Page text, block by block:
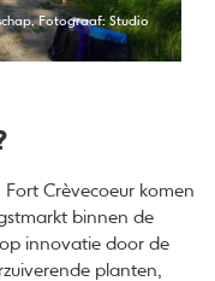
Fotograaf: Studio
Crèvecoeur komen
binnen de
innovatie door de
planten,